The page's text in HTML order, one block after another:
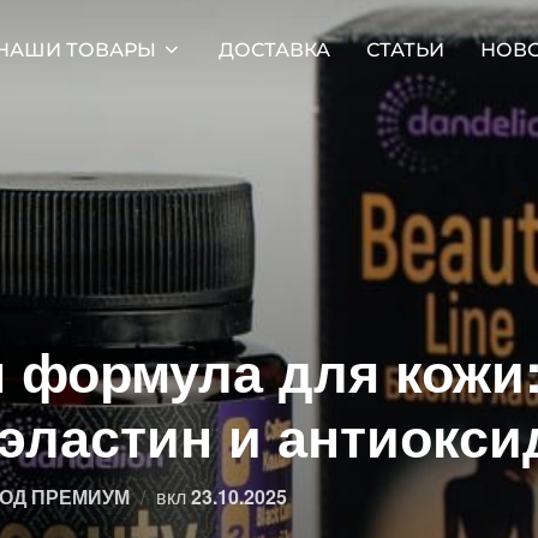
ТОВАРЫ ДОСТАВКА СТАТЬИ
формула для
и
ПРЕМИУМ вклОпубликовано
23.10.2025